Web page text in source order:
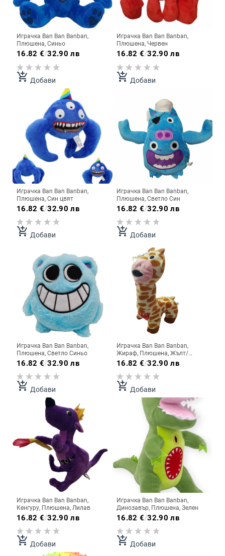
Играчка Ban Ban Banban,
Плюшена, Синьо
16.82 €/32.90 лв
add_shopping_cart Добави
Играчка Ban Ban Banban,
Плюшена, Червен
16.82 €/32.90 лв
add_shopping_cart Добави
Играчка Ban Ban Banban,
Плюшена, Син цвят
16.82 €/32.90 лв
add_shopping_cart Добави
Играчка Ban Ban Banban,
Плюшена, Светло Син
16.82 €/32.90 лв
add_shopping_cart Добави
Играчка Ban Ban Banban,
Плюшена, Светло Синьо
16.82 €/32.90 лв
add_shopping_cart Добави
Играчка Ban Ban Banban,
Жираф, Плюшена, Жълт/
Оранжев
16.82 €/32.90 лв
add_shopping_cart Добави
Играчка Ban Ban Banban,
Кенгуру, Плюшена, Лилав
16.82 €/32.90 лв
add_shopping_cart Добави
Играчка Ban Ban Banban,
Динозавър, Плюшена, Зелен
16.82 €/32.90 лв
add_shopping_cart Добави